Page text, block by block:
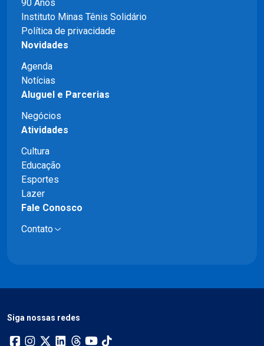
90 Anos
Instituto Minas Tênis Solidário
Política de privacidade
Novidades
Agenda
Notícias
Aluguel e Parcerias
Negócios
Atividades
Cultura
Educação
Esportes
Lazer
Fale Conosco
Contato
Siga nossas redes